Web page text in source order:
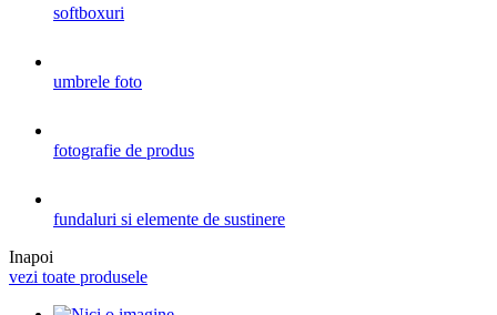
softboxuri
umbrele foto
fotografie de produs
fundaluri si elemente de sustinere
Inapoi
vezi toate produsele